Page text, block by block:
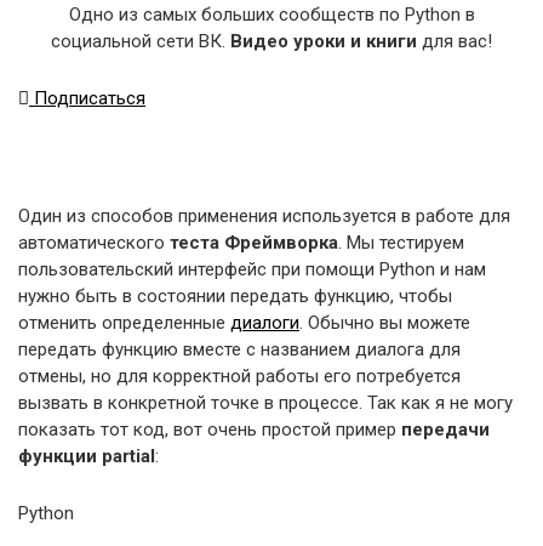
Одно из самых больших сообществ по Python в
социальной сети ВК. Видео уроки и книги для вас!
Подписаться
Один из способов применения используется в работе для
автоматического теста Фреймворка. Мы тестируем
пользовательский интерфейс при помощи Python и нам
нужно быть в состоянии передать функцию, чтобы
отменить определенные диалоги. Обычно вы можете
передать функцию вместе с названием диалога для
отмены, но для корректной работы его потребуется
вызвать в конкретной точке в процессе. Так как я не могу
показать тот код, вот очень простой пример передачи
функции partial :
Python